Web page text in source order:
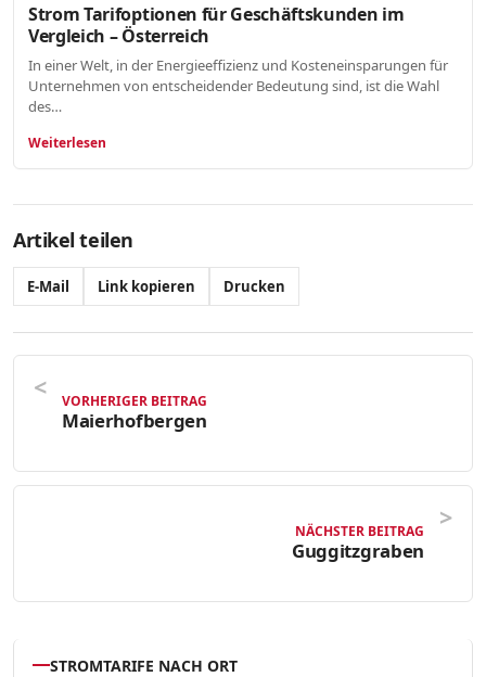
Strom Tarifoptionen für Geschäftskunden im
Vergleich – Österreich
In einer Welt, in der Energieeffizienz und Kosteneinsparungen für
Unternehmen von entscheidender Bedeutung sind, ist die Wahl
des…
Weiterlesen
Artikel teilen
E-Mail Link kopieren Drucken
VORHERIGER BEITRAG
Maierhofbergen
NÄCHSTER BEITRAG
Guggitzgraben
STROMTARIFE NACH ORT